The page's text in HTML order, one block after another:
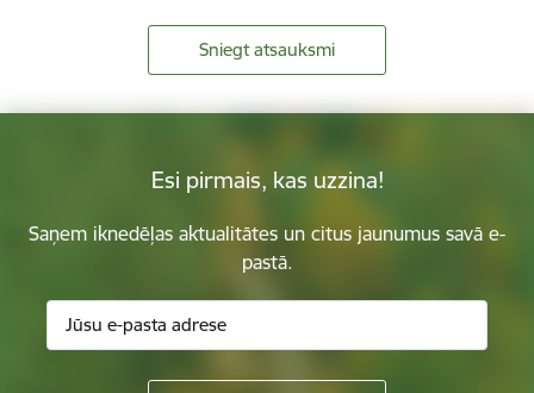
Sniegt atsauksmi
Esi pirmais, kas uzzina!
Saņem iknedēļas aktualitātes un citus jaunumus savā e-
pastā.